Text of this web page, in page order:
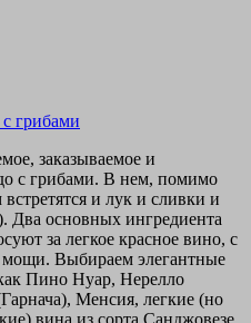
заказываемое и
с грибами. В нем, помимо
и лук и сливки и
Два основных ингредиента
за легкое красное вино, с
мощи. Выбираем элегантные
Пино Нуар, Нерелло
Менсия, легкие (но